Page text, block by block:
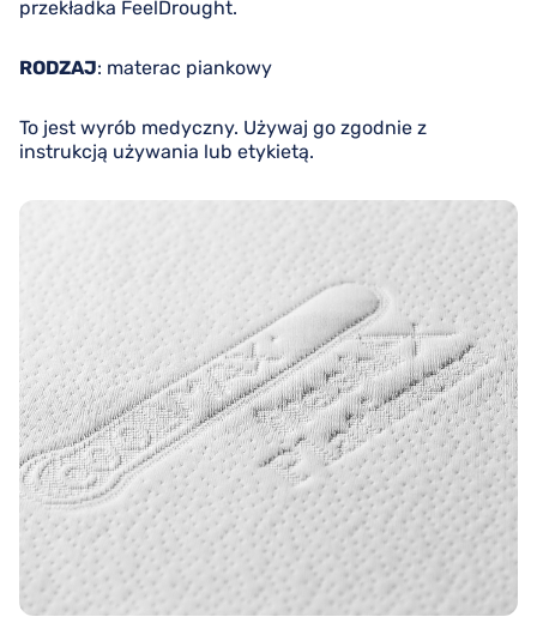
przekładka FeelDrought.
RODZAJ: materac piankowy
To jest wyrób medyczny. Używaj go zgodnie z
instrukcją używania lub etykietą.